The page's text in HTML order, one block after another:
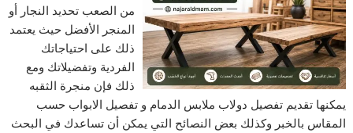
من الصعب تحديد النجار أو
المنجر الأفضل حيث يعتمد
ذلك على احتياجاتك
الفردية وتفضيلاتك ومع
ذلك فإن منجرة الثقبه
يمكنها تقديم تفصيل دولاب ملابس الدمام و تفصيل الابواب حسب
المقاس بالخبر وكذلك بعض النصائح التي يمكن أن تساعدك في البحث